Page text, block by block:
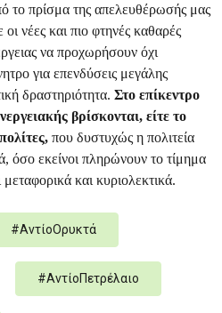
το πρίσμα της απελευθέρωσής μας
νέες και πιο φτηνές καθαρές
να προχωρήσουν όχι
για επενδύσεις μεγάλης
δραστηριότητα. Στο επίκεντρο
βρίσκονται, είτε το
που δυστυχώς η πολιτεία
όσο εκείνοι πληρώνουν το τίμημα
και κυριολεκτικά.
#ΑντίοΟρυκτά
#ΑντίοΠετρέλαιο